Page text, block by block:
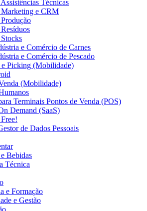
Técnicas
Marketing e CRM
e Comércio de Carnes
e Comércio de Pescado
Picking (Mobilidade)
(Mobilidade)
Terminais Pontos de Venda (POS)
Demand (SaaS)
de Dados Pessoais
Bebidas
Técnica
e Formação
e Gestão